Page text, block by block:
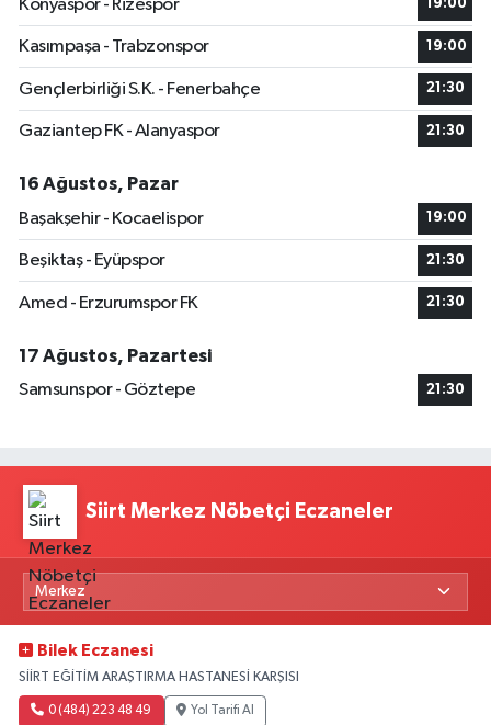
Konyaspor - Rizespor
19:00
Kasımpaşa - Trabzonspor 19:00
Gençlerbirliği S.K. - Fenerbahçe 21:30
Gaziantep FK - Alanyaspor 21:30
16 Ağustos, Pazar
Başakşehir - Kocaelispor
19:00
Beşiktaş - Eyüpspor 21:30
Amed - Erzurumspor FK 21:30
17 Ağustos, Pazartesi
Samsunspor - Göztepe
21:30
Siirt Merkez Nöbetçi Eczaneler
Bilek Eczanesi
SİİRT EĞİTİM ARAŞTIRMA HASTANESİ KARŞISI
0 (484) 223 48 49 Yol Tarifi Al